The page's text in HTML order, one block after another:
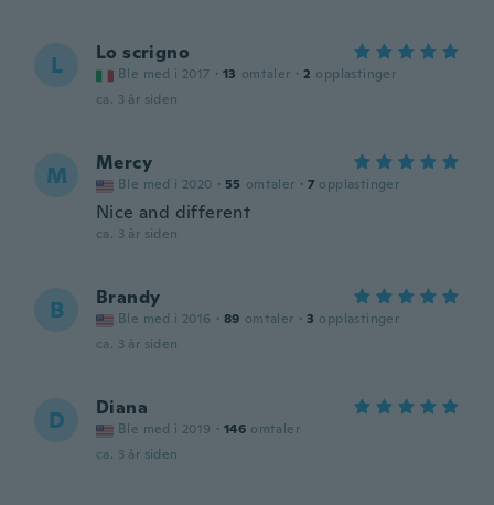
L Lo scrigno
Ble med i 2017 · 13 omtaler · 2 opplastinger
ca. 3 år siden
M Mercy
Ble med i 2020 · 55 omtaler · 7 opplastinger
Nice and different
ca. 3 år siden
B Brandy
Ble med i 2016 · 89 omtaler · 3 opplastinger
ca. 3 år siden
D Diana
Ble med i 2019 · 146 omtaler
ca. 3 år siden